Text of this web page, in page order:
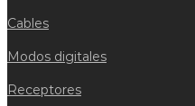
Cables
Modos digitales
Receptores